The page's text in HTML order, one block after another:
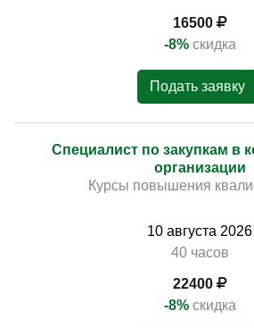
16500
-8% скидка
Подать заявку
Специалист по закупкам в
организации
Курсы повышения
10 августа 2026
40 часов
22400
-8% скидка